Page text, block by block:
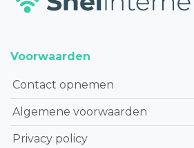
Voorwaarden
Contact opnemen
Algemene voorwaarden
Privacy policy